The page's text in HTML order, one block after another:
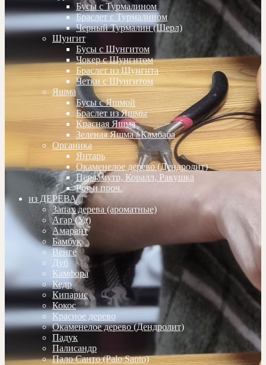
Бусы с Турмалином
Браслет с Турмалином
Черный Турмалин (Шерл)
Шунгит
Бусы с Шунгитом
Чокер с Шунгитом
Браслет из Шунгита
Четки с Шунгитом
Яшма
Бусы с Яшмой
Браслет из Яшмы
Красная Яшма
Зеленая Яшма / Камбаба
Органика
Янтарь
Окаменелое дерево (Дендролит)
Перламутр, Коралл, Ракушка
Рог и проч.
из ДЕРЕВА
Запах дерева (ароматные)
Агар (Уд)
Амарант
Бамбук
Венге
Дуб
Камфора
Кедр
Кипарис
Кокос
Красное дерево
Окаменелое дерево (Дендролит)
Падук
Палисандр
Пало Санто (Palo Santo)